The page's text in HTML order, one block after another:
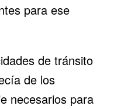
para ese
de tránsito
de los
necesarios para